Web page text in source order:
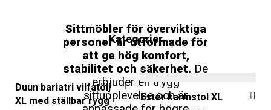
Sittmöbler för överviktiga
personer är utformade för
att ge hög komfort,
stabilitet och säkerhet. De
erbjuder en trygg
sittupplevelse och är
Kategorier
Duun bariatri vilfåtölj
XL med ställbar rygg
Ester karmstol XL